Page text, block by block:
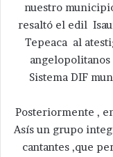
nuestro
resaltó el edil
Tepeaca al
Sistema DIF
Posteriormente ,
Asís un grupo
cantantes ,que